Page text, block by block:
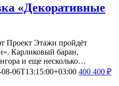
«Декоративные
Проект Этажи пройдёт
Карликовый баран,
и еще несколько…
08-06T13:15:00+03:00 400 400 ₽